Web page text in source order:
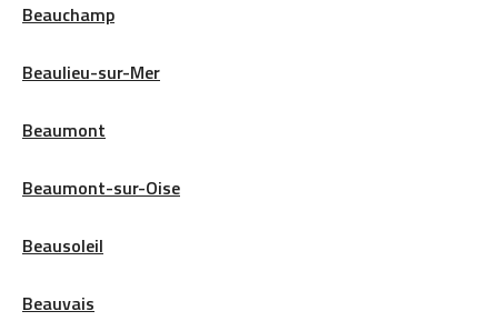
Beauchamp
Beaulieu-sur-Mer
Beaumont
Beaumont-sur-Oise
Beausoleil
Beauvais